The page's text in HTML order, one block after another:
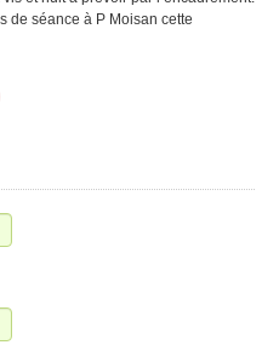
de séance à P Moisan cette